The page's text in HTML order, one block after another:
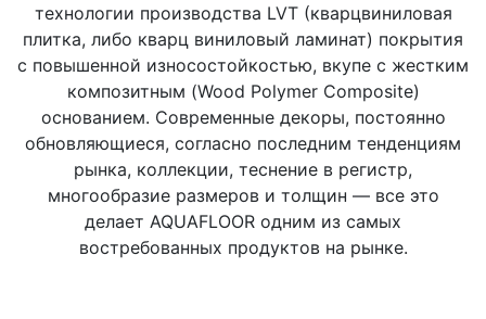
технологии производства LVT (кварцвиниловая
плитка, либо кварц виниловый ламинат) покрытия
с повышенной износостойкостью, вкупе с жестким
композитным (Wood Polymer Composite)
основанием. Современные декоры, постоянно
обновляющиеся, согласно последним тенденциям
рынка, коллекции, теснение в регистр,
многообразие размеров и толщин — все это
делает AQUAFLOOR одним из самых
востребованных продуктов на рынке.